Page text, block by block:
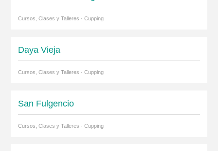
Cursos, Clases y Talleres · Cupping
Daya Vieja
Cursos, Clases y Talleres · Cupping
San Fulgencio
Cursos, Clases y Talleres · Cupping